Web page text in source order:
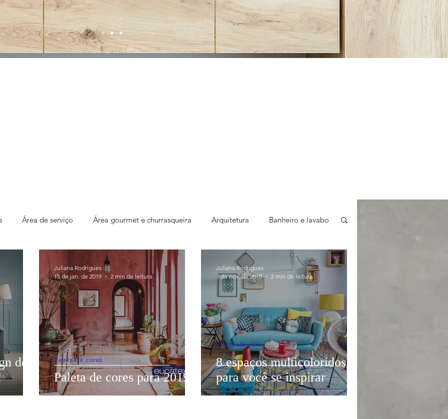
Área de serviço Área gourmet e churrasqueira Arquitetura Banheiro e lavabo
Conforto ambiental Corredor Decoração Dicas
home office Esquadrias Hall de entrada Iluminação Inspirações
Organização Paisagismo Paleta de cores Projetos Publieditorial
de
Paleta de cores para 2019
Paleta de cores
Juliana Rodrigues
15 de jan. de 2019
2 min de leitura
8 espaços multicoloridos
para você se inspirar
Paleta de cores
Juliana Rodrigues
3 de nov. de 2018
2 min de leitura